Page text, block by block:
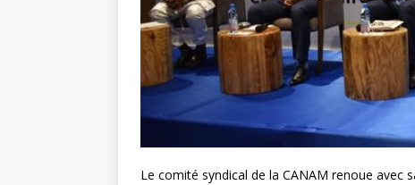
Le comité syndical de la CANAM renoue avec